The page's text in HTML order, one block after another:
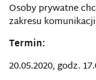
Osoby prywatne
zakresu
Termin:
20.05.2020, godz.